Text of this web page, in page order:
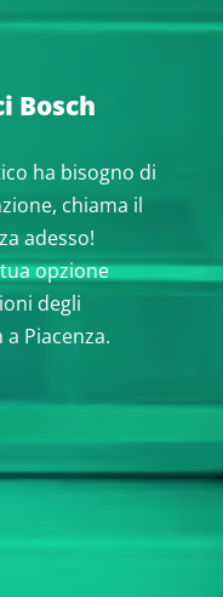
Bosch
ha bisogno di
chiama il
adesso!
opzione
degli
Piacenza.